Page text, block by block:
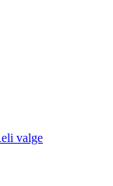
valge